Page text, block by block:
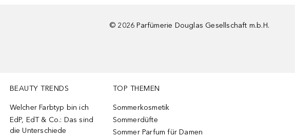
© 2026 Parfümerie Douglas Gesellschaft m.b.H.
BEAUTY TRENDS
Welcher Farbtyp bin ich
EdP, EdT & Co.: Das sind
die Unterschiede
TOP THEMEN
Sommerkosmetik
Sommerdüfte
Sommer Parfum für Damen